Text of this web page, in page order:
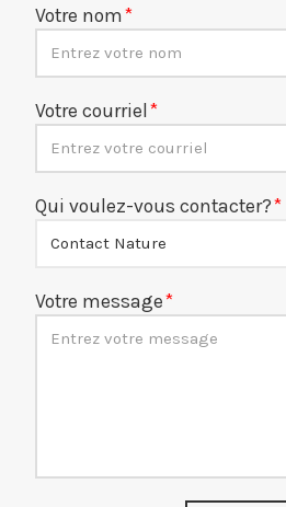
Votre nom
Votre courriel
Qui voulez-vous contacter?
Votre message